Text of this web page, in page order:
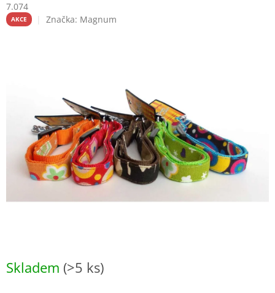
7.074
AKCE Značka: Magnum
Skladem (>5 ks)